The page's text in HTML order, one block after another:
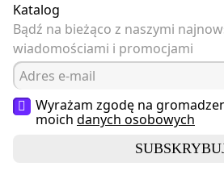
Katalog
Bądź na bieżąco z naszymi
wiadomościami i promocjami
Wyrażam zgodę na
moich danych osobowych